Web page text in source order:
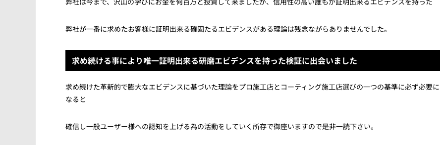
弊社が一番に求めたお客様に証明出来る確固たるエビデンスがある理論は残念ながらありませんでした。
求め続ける事により唯一証明出来る研磨エビデンスを持った検証に出会いました
求め続けた革新的で膨大なエビデンスに基づいた理論をプロ施工店とコーティング施工店選びの一つの基準に必ず必要に
なると
確信し一般ユーザー様への認知を上げる為の活動をしていく所存で御座いますので是非一読下さい。